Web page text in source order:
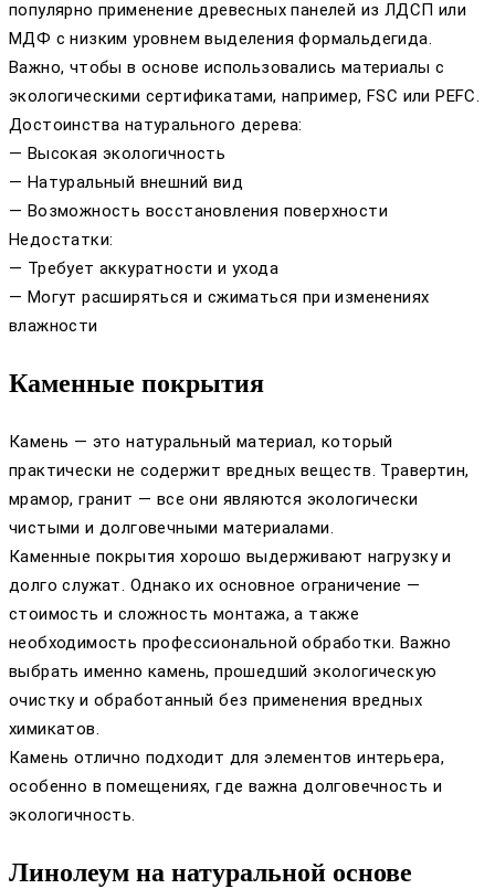
популярно применение древесных панелей из ЛДСП или
МДФ с низким уровнем выделения формальдегида.
Важно, чтобы в основе использовались материалы с
экологическими сертификатами, например, FSC или PEFC.
Достоинства натурального дерева:
— Высокая экологичность
— Натуральный внешний вид
— Возможность восстановления поверхности
Недостатки:
— Требует аккуратности и ухода
— Могут расширяться и сжиматься при изменениях
влажности
Каменные покрытия
Камень — это натуральный материал, который
практически не содержит вредных веществ. Травертин,
мрамор, гранит — все они являются экологически
чистыми и долговечными материалами.
Каменные покрытия хорошо выдерживают нагрузку и
долго служат. Однако их основное ограничение —
стоимость и сложность монтажа, а также
необходимость профессиональной обработки. Важно
выбрать именно камень, прошедший экологическую
очистку и обработанный без применения вредных
химикатов.
Камень отлично подходит для элементов интерьера,
особенно в помещениях, где важна долговечность и
экологичность.
Линолеум на натуральной основе